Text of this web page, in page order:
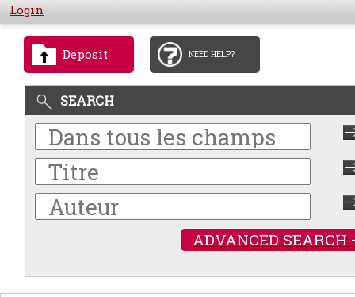
Login
Deposit NEED HELP?
SEARCH
ADVANCED SEARCH